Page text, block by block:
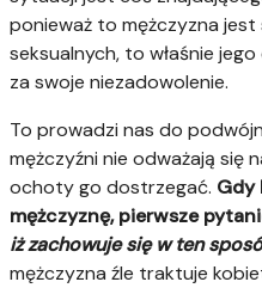
ponieważ to mężczyzna
seksualnych, to właśnie
za swoje niezadowolenie.
To prowadzi nas do
mężczyźni nie odważają się
ochoty go dostrzegać. Gdy
mężczyznę, pierwsze
iż zachowuje się w ten
mężczyzna źle traktuje